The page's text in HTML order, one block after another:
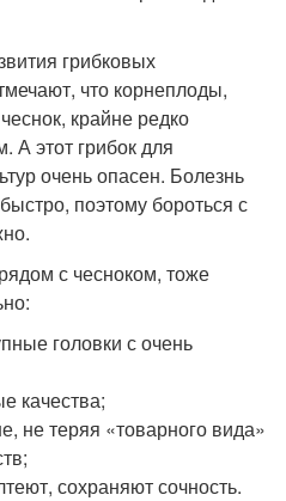
грибковых
что корнеплоды,
крайне редко
А этот грибок для
очень опасен. Болезнь
поэтому бороться с
с чесноком, тоже
головки с очень
качества;
не теряя «товарного вида»
сохраняют сочность.